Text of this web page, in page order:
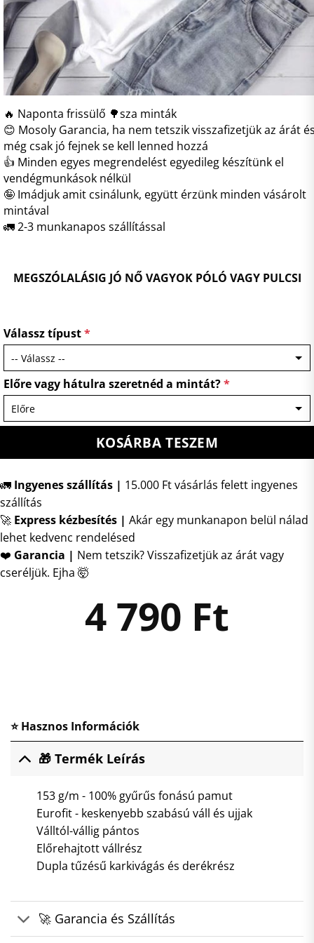
🔥 Naponta frissülő 🌳sza minták
😊 Mosoly Garancia, ha nem tetszik visszafizetjük az árát
még csak jó fejnek se kell lenned hozzá
👍 Minden egyes megrendelést egyedileg készítünk el
vendégmunkások nélkül
🤪 Imádjuk amit csinálunk, együtt érzünk minden vásárolt
mintával
🚛 2-3 munkanapos szállítással
MEGSZÓLALÁSIG JÓ NŐ VAGYOK PÓLÓ VAGY PULCSI
Válassz típust*
Előre vagy hátulra szeretnéd a mintát?*
KOSÁRBA TESZEM
🚛 Ingyenes szállítás | 15.000 Ft vásárlás felett ingyenes
szállítás
🚀 Express kézbesítés | Akár egy munkanapon belül nálad
lehet kedvenc rendelésed
❤️ Garancia | Nem tetszik? Visszafizetjük az árát vagy
cseréljük. Ejha 🤯
4 790 Ft
⭐ Hasznos Információk
🎁 Termék Leírás
153 g/m - 100% gyűrűs fonású pamut
Eurofit - keskenyebb szabású váll és ujjak
Válltól-vállig pántos
Előrehajtott vállrész
Dupla tűzésű karkivágás és derékrész
🚀 Garancia és Szállítás